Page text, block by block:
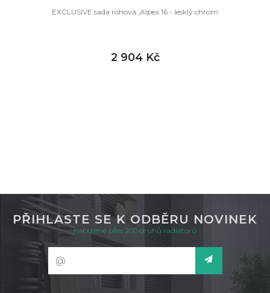
EXCLUSIVE sada rohová ,Alpex 16 - lesklý chrom
2 904 Kč
PŘIHLASTE SE K ODBĚRU NOVINEK
nabízíme přes 200 druhů radiátorů